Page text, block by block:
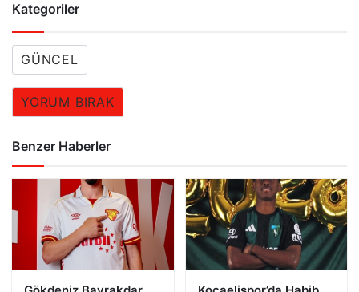
Kategoriler
GÜNCEL
YORUM BIRAK
Benzer Haberler